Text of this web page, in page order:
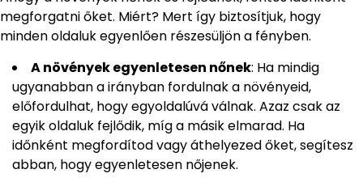
megforgatni őket. Miért? Mert így biztosítjuk, hogy
minden oldaluk egyenlően részesüljön a fényben.
A növények egyenletesen nőnek: Ha mindig
ugyanabban a irányban fordulnak a növényeid,
előfordulhat, hogy egyoldalúvá válnak. Azaz csak az
egyik oldaluk fejlődik, míg a másik elmarad. Ha
időnként megfordítod vagy áthelyezed őket, segítesz
abban, hogy egyenletesen nőjenek.